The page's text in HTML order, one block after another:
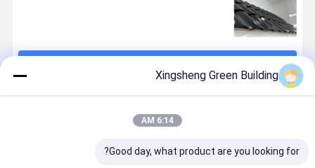
Xingsheng Green Building
6:14 AM
Good day, what product are you looking for?